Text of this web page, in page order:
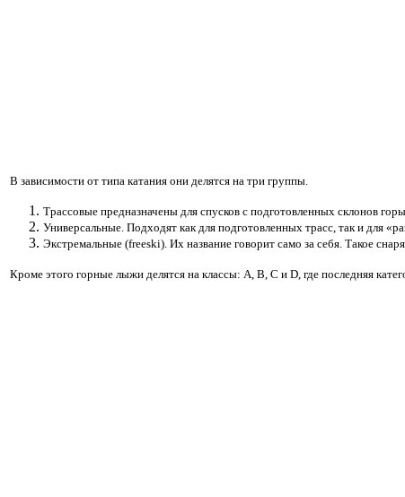
В зависимости от типа катания они делятся на три группы.
Трассовые предназначены для спусков с подготовленных склонов
Универсальные. Подходят как для подготовленных трасс, так и для
Экстремальные (freeski). Их название говорит само за себя. Такое
Кроме этого горные лыжи делятся на классы: A, B, C и D, где последняя